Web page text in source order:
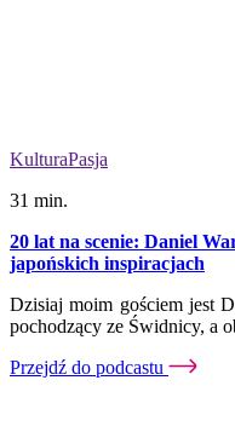
KulturaPasja
31 min.
20 lat na scenie: Daniel
japońskich inspiracjach
Dzisiaj moim gościem jest
pochodzący ze Świdnicy, a
Przejdź do podcastu